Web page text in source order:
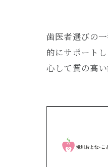
歯医者選びの
的にサポート
心して質の高